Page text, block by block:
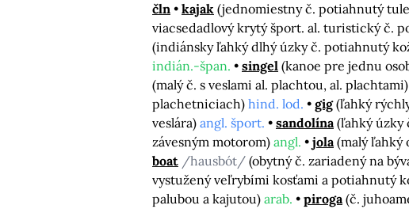
čln kajak (jednomiestny č. potiahnutý
viacsedadlový krytý šport. al. turistický č.
(indiánsky ľahký dlhý úzky č. potiahnutý
indián.-špan.
singel (kanoe pre jednu
(malý č. s veslami al. plachtou, al. plachtami)
plachetniciach) hind. lod. gig (ľahký
veslára) angl. šport. sandolína (ľahký úzky
závesným motorom) angl. jola (malý ľahký
boat /hausbót/ (obytný č. zariadený na
vystužený veľrybími kosťami a potiahnutý
palubou a kajutou) arab. piroga (č.